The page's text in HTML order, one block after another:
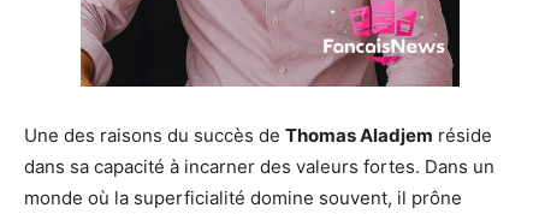
Une des raisons du succès de Thomas Aladjem réside
dans sa capacité à incarner des valeurs fortes. Dans un
monde où la superficialité domine souvent, il prône